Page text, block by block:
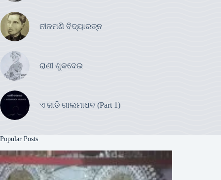
ନୀଳମଣି ବିଦ୍ୟାରତ୍ନ
ରାଣୀ ଶୁକଦେଇ
ଏ ଜାତି ଗାଲମାଧବ (Part 1)
Popular Posts